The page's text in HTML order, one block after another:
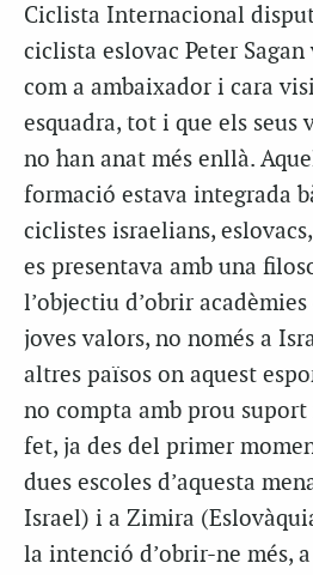
Ciclista Internacional
ciclista eslovac Peter
com a ambaixador i cara
esquadra, tot i que els seus
no han anat més enllà.
formació estava integrada
ciclistes israelians,
es presentava amb una
l’objectiu d’obrir
joves valors, no només a
altres països on aquest
no compta amb prou
fet, ja des del primer
dues escoles d’aquesta
Israel) i a Zimira
la intenció d’obrir-ne més,